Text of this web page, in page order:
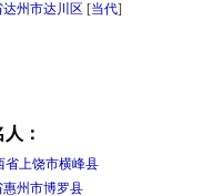
达州市达川区 [当代]
：
省上饶市横峰县
惠州市博罗县